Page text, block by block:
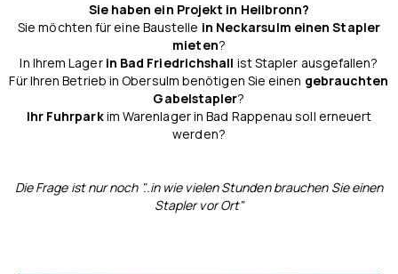
Sie haben ein Projekt in Heilbronn?
Sie möchten für eine Baustelle in Neckarsulm einen Stapler
mieten?
In Ihrem Lager in Bad Friedrichshall ist Stapler ausgefallen?
Für Ihren Betrieb in Obersulm benötigen Sie einen gebrauchten
Gabelstapler?
Ihr Fuhrparkim Warenlager in Bad Rappenau soll erneuert
werden?
Die Frage ist nur noch "..in wie vielen Stunden brauchen Sie einen
Stapler vor Ort"